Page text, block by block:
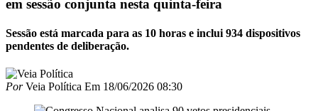
em sessão conjunta nesta quinta-feira
Sessão está marcada para as 10 horas e inclui 934 dispositivos
pendentes de deliberação.
PorVeia Política Em 18/06/2026 08:30